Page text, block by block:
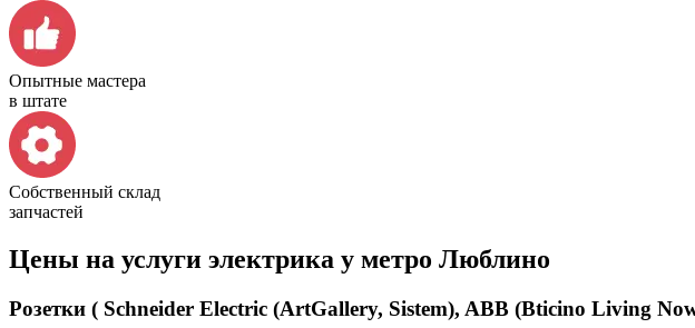
Опытные мастера
в штате
Собственный склад
запчастей
Цены на услуги электрика у метро Люблино
Розетки ( Schneider Electric (ArtGallery, Sistem), ABB (Bticino Living